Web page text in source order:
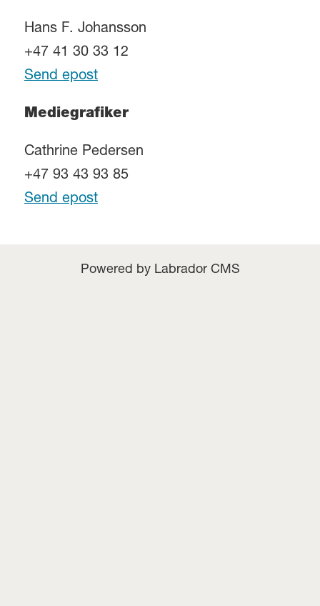
Hans F. Johansson
+47 41 30 33 12
Send epost
Mediegrafiker
Cathrine Pedersen
+47 93 43 93 85
Send epost
Powered by Labrador CMS